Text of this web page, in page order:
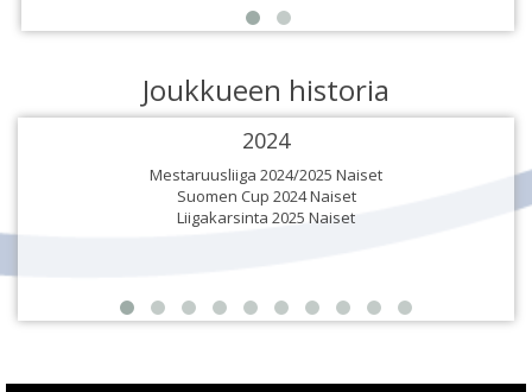
Joukkueen historia
2024
Mestaruusliiga 2024/2025 Naiset
Suomen Cup 2024 Naiset
Liigakarsinta 2025 Naiset